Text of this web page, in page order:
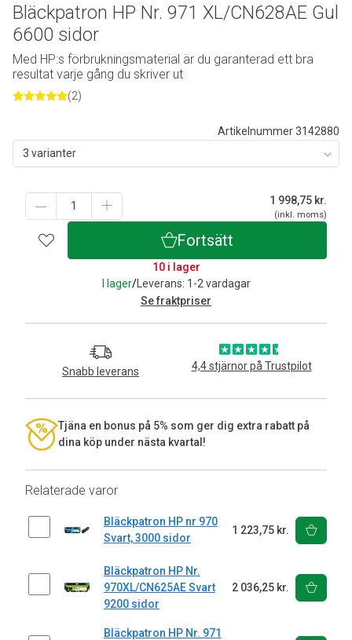
Artikelnummer 3142880
3 varianter
1 998,75 kr.
(inkl. moms)
Fortsätt
10 i lager
I lager/Leverans: 1-2 vardagar
Se fraktpriser
Snabb leverans 4,4 stjärnor på Trustpilot
Tjäna en bonus på 5% som ger dig extra rabatt på
dina köp under nästa kvartal!
Relaterade varor
Bläckpatron HP nr 970
Svart, 3000 sidor
1 223,75 kr.
Bläckpatron HP Nr.
970XL/CN625AE Svart
9200 sidor
2 036,25 kr.
Bläckpatron HP Nr. 971
Bläckpatron HP Nr. 971 XL/CN628AE Gul
6600 sidor
Med HP:s förbrukningsmaterial är du garanterad ett bra
resultat varje gång du skriver ut
(2)